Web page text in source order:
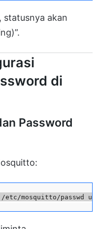
statusnya akan
di
Password
etc/mosquitto/passwd